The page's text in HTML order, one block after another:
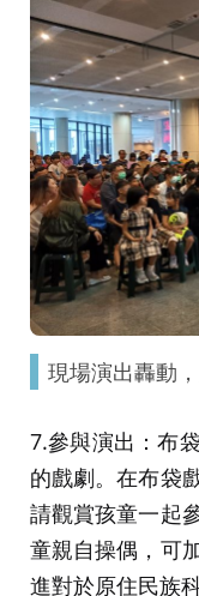
現場演出轟動
7.參與演出：布
的戲劇。在布袋
請觀賞孩童一起
童親自操偶，可
進對於原住民族